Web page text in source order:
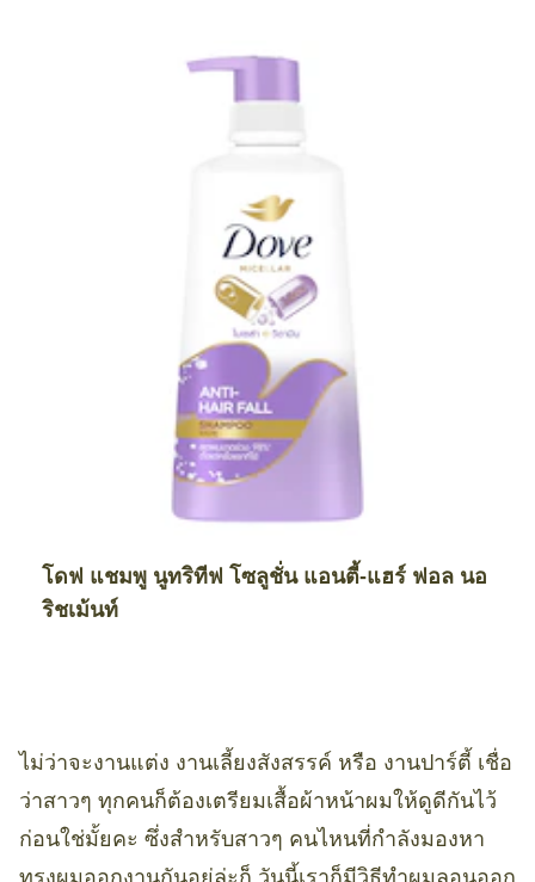
โดฟ แชมพู นูทริทีฟ โซลูชั่น แอนตี้-แฮร์ ฟอล นอ
ริชเม้นท์
ไม่ว่าจะงานแต่ง งานเลี้ยงสังสรรค์ หรือ งานปาร์ตี้ เชื่อ
ว่าสาวๆ ทุกคนก็ต้องเตรียมเสื้อผ้าหน้าผมให้ดูดีกันไว้
ก่อนใช่มั้ยคะ ซึ่งสำหรับสาวๆ คนไหนที่กำลังมองหา